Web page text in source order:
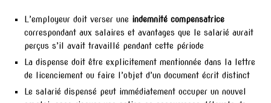
L’employeur doit verser une indemnité compensatrice
correspondant aux salaires et avantages que le salarié aurait
perçus s’il avait travaillé pendant cette période
La dispense doit être explicitement mentionnée dans la lettre
de licenciement ou faire l’objet d’un document écrit distinct
Le salarié dispensé peut immédiatement occuper un nouvel